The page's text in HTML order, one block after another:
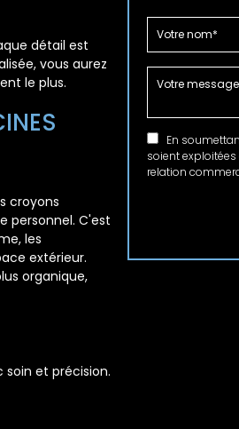
détail est
vous aurez
le plus.
croyons
personnel. C'est
les
extérieur.
organique,
et précision.
En
soient
relation